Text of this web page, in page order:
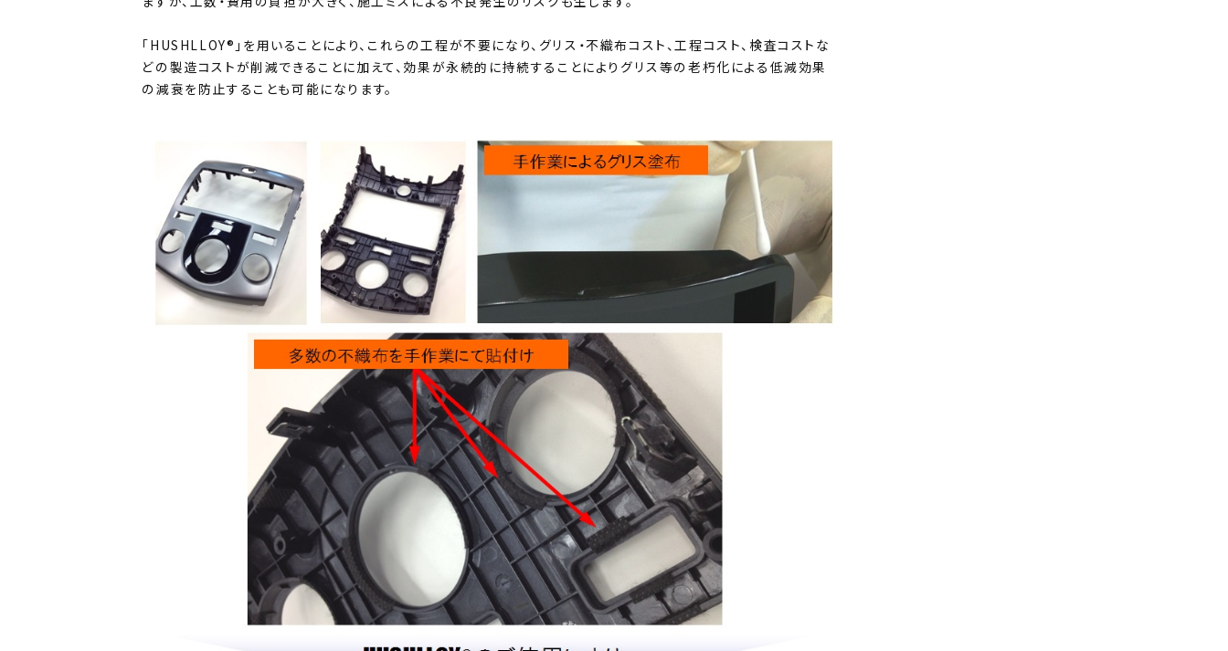
「HUSHLLOY®」を用いることにより、これらの工程が不要になり、グリス・不織布コスト、工程コスト、検査コストな
どの製造コストが削減できることに加えて、効果が永続的に持続することによりグリス等の老朽化による低減効果